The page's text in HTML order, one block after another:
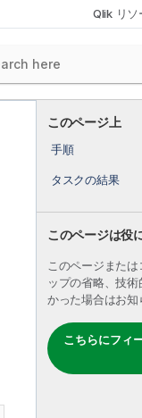
Qlik リソ
このページ上
手順
タスクの結果
このページは役
このページまた
ップの省略、技
かった場合はお知
こちらにフィ